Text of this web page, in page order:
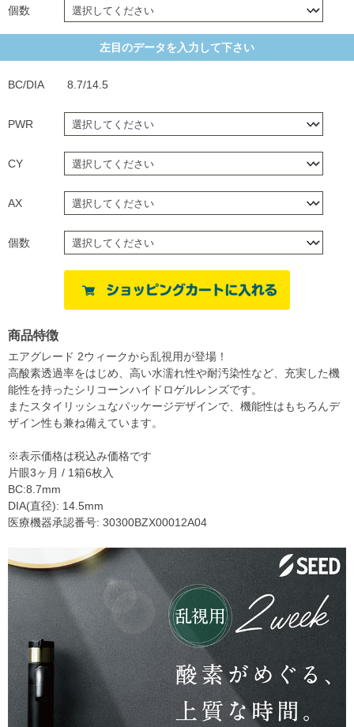
個数
左目のデータを入力して下さい
BC/DIA 8.7/14.5
PWR
CY
AX
個数
商品特徴
エアグレード 2ウィークから乱視用が登場！
高酸素透過率をはじめ、高い水濡れ性や耐汚染性など、充実した機
能性を持ったシリコーンハイドロゲルレンズです。
またスタイリッシュなパッケージデザインで、機能性はもちろんデ
ザイン性も兼ね備えています。
※表示価格は税込み価格です
片眼3ヶ月 / 1箱6枚入
BC:8.7mm
DIA(直径): 14.5mm
医療機器承認番号: 30300BZX00012A04